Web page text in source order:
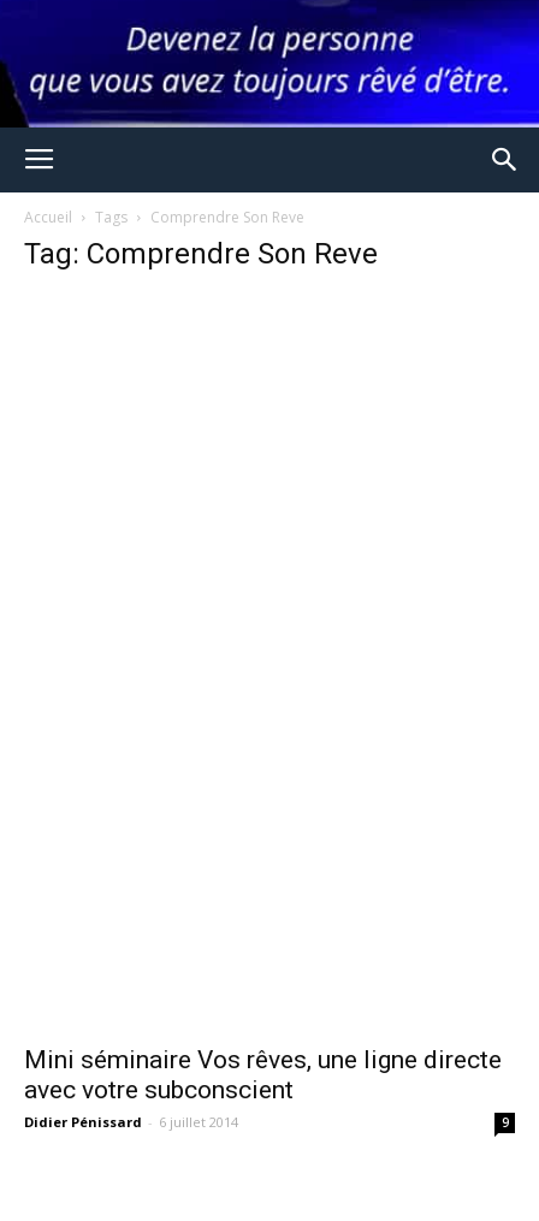
Accueil Tags Comprendre Son Reve
Tag: Comprendre Son Reve
Mini séminaire Vos rêves, une ligne directe
avec votre subconscient
Didier Pénissard - 6 juillet 2014 9